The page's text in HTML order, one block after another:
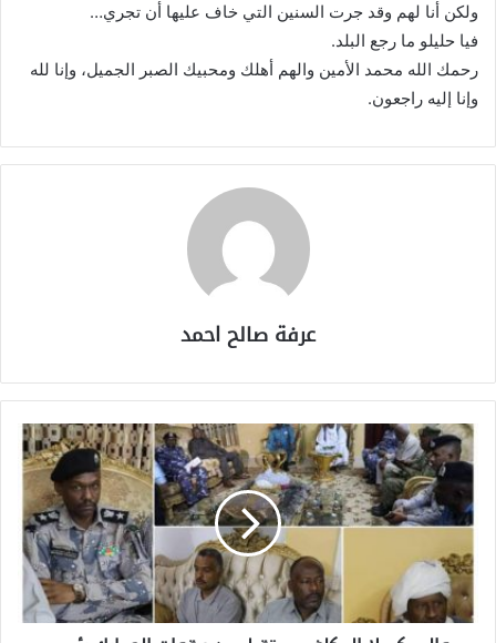
ولكن أنا لهم وقد جرت السنين التي خاف عليها أن تجري…
فيا حليلو ما رجع البلد.
رحمك الله محمد الأمين والهم أهلك ومحبيك الصبر الجميل، وإنا لله
وإنا إليه راجعون.
عرفة صالح احمد